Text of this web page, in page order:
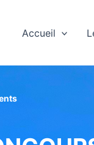
Accueil